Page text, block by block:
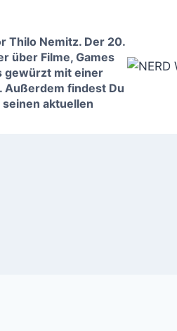
Thilo Nemitz. Der 20.
über Filme, Games
gewürzt mit einer
Außerdem findest Du
aktuellen